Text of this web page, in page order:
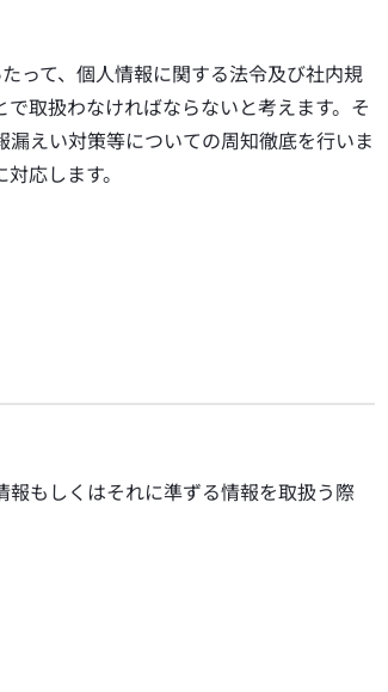
って、個人情報に関する法令及び社内規
取扱わなければならないと考えます。そ
えい対策等についての周知徹底を行いま
応します。
もしくはそれに準ずる情報を取扱う際